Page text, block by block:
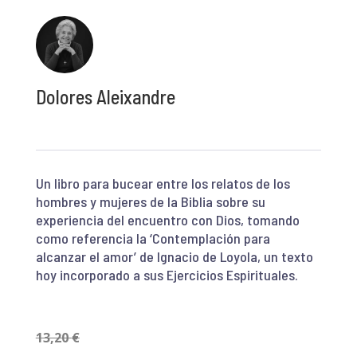
Dolores Aleixandre
Un libro para bucear entre los relatos de los
hombres y mujeres de la Biblia sobre su
experiencia del encuentro con Dios, tomando
como referencia la ‘Contemplación para
alcanzar el amor’ de Ignacio de Loyola, un texto
hoy incorporado a sus Ejercicios Espirituales.
13,20€